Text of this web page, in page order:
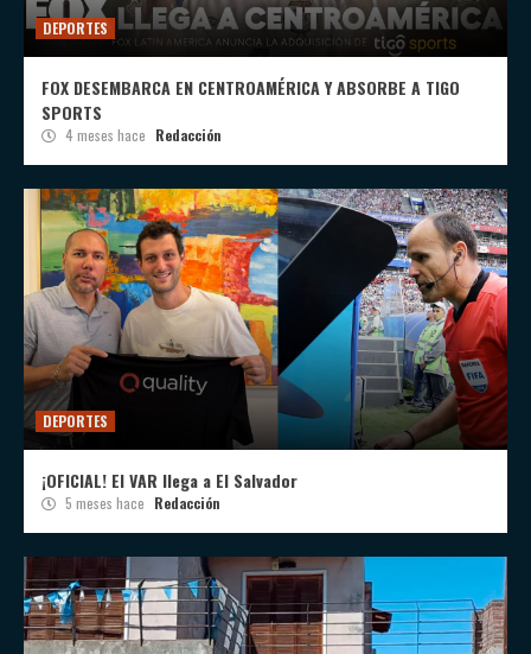
DEPORTES
FOX DESEMBARCA EN CENTROAMÉRICA Y ABSORBE A TIGO
SPORTS
4 meses hace Redacción
DEPORTES
¡OFICIAL! El VAR llega a El Salvador
5 meses hace Redacción